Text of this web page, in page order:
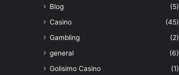
Blog
(5)
Casino
(45)
Gambling
(2)
general
(6)
Golisimo Casino
(1)